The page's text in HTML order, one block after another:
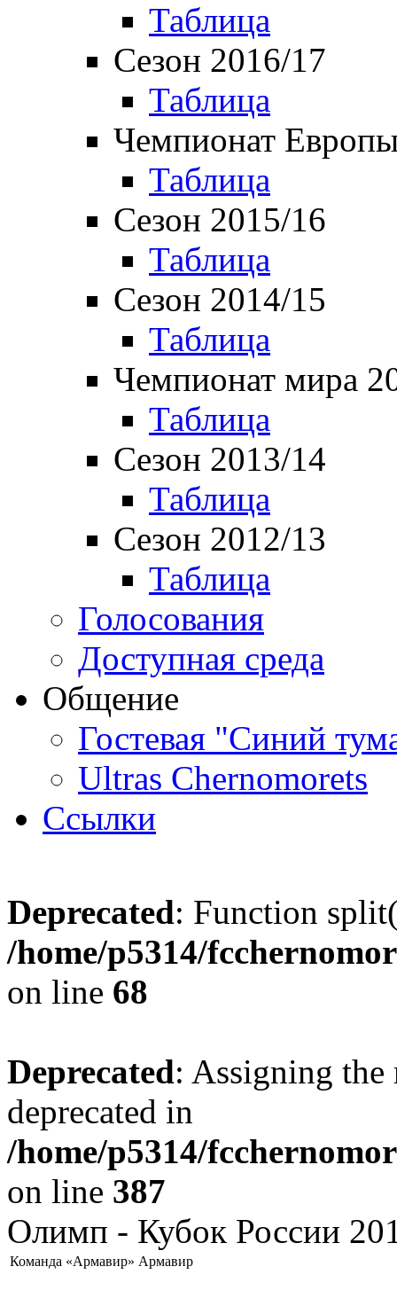
Таблица
Сезон 2016/17
Таблица
Чемпионат
Таблица
Сезон 2015/16
Таблица
Сезон 2014/15
Таблица
Чемпионат мира
Таблица
Сезон 2013/14
Таблица
Сезон 2012/13
Таблица
Голосования
Доступная среда
Общение
Гостевая "Синий
Ultras Chernomorets
Ссылки
Deprecated: Function
/home/p5314/
on line 68
Deprecated: Assigning the
deprecated in
/home/p5314/
on line 387
Олимп - Кубок России
Команда «Армавир» Армавир